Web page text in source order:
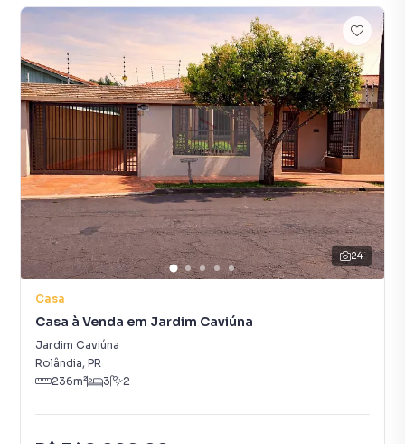
24
Casa
Casa à Venda em Jardim Caviúna
Jardim Caviúna
Rolândia, PR
236m² 3 2